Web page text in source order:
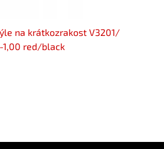
na krátkozrakost V3201/
-1,00 red/black